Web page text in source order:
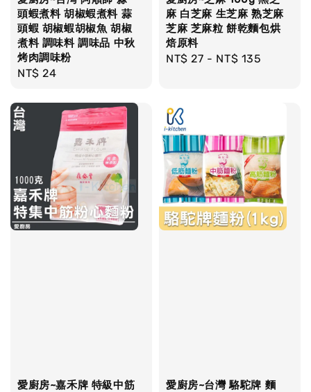
頭蝦煮料 胡椒蝦煮料 蒜
頭蝦 胡椒蝦胡椒魚 胡椒
煮料 調味料 調味品 中秋
烤肉調味粉
Regular
NT$ 24
麻 白芝麻 生芝麻 熟芝麻
芝麻 芝麻粒 餅乾麵包烘
焙原料
Regular
NT$ 27 - NT$ 135
愛廚房~嘉禾牌 特級中筋
愛廚房~台灣 駱駝牌 麵